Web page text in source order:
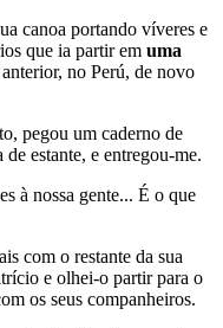
canoa portando víveres e
que ia partir em uma
no Perú, de novo
pegou um caderno de
estante, e entregou-me.
à nossa gente... É o que
com o restante da sua
e olhei-o partir para o
os seus companheiros.